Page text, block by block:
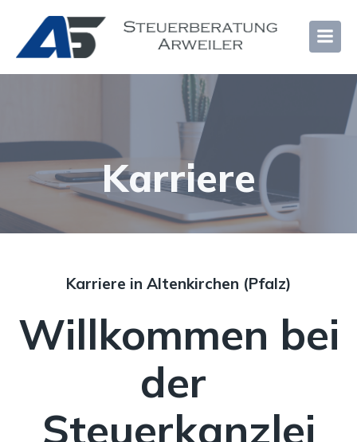
Karriere
Karriere in Altenkirchen (Pfalz)
Willkommen bei
der
Steuerkanzlei